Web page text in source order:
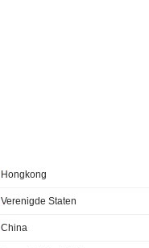
Hongkong
Verenigde Staten
China